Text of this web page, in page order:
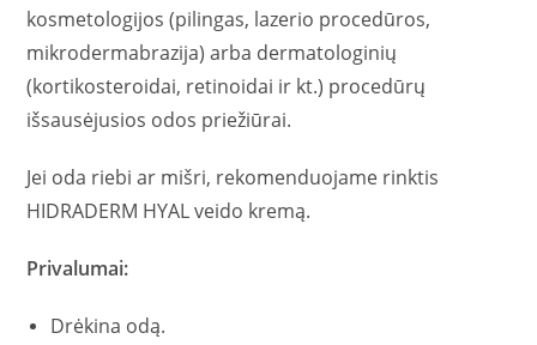
kosmetologijos (pilingas, lazerio procedūros,
mikrodermabrazija) arba dermatologinių
(kortikosteroidai, retinoidai ir kt.) procedūrų
išsausėjusios odos priežiūrai.
Jei oda riebi ar mišri, rekomenduojame rinktis
HIDRADERM HYAL veido kremą.
Privalumai:
Drėkina odą.